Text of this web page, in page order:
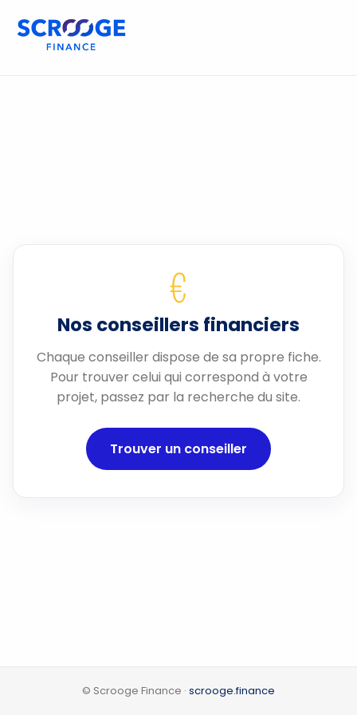
€
Nos conseillers financiers
Chaque conseiller dispose de sa propre fiche.
Pour trouver celui qui correspond à votre
projet, passez par la recherche du site.
Trouver un conseiller
© Scrooge Finance · scrooge.finance